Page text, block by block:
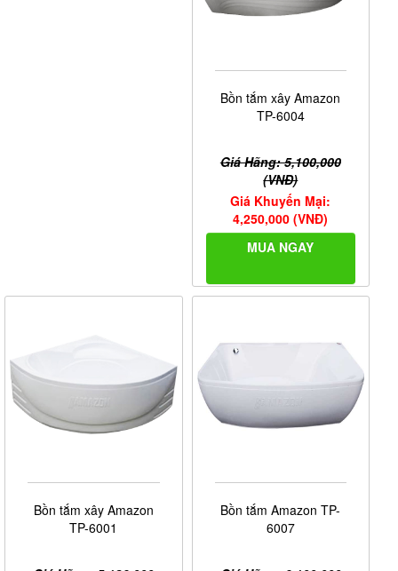
Bồn tắm xây Amazon
TP-6004
Giá Hãng: 5,100,000
(VNĐ)
Giá Khuyến Mại:
4,250,000 (VNĐ)
MUA NGAY
Bồn tắm xây Amazon
TP-6001
Bồn tắm Amazon TP-
6007